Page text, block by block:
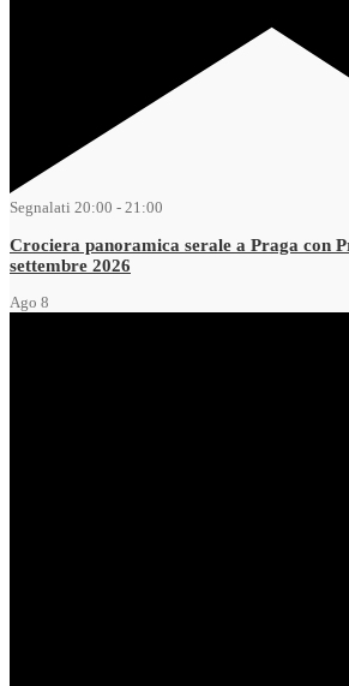
Segnalati 20:00 - 21:00
Crociera panoramica serale a Praga con
settembre 2026
Ago 8